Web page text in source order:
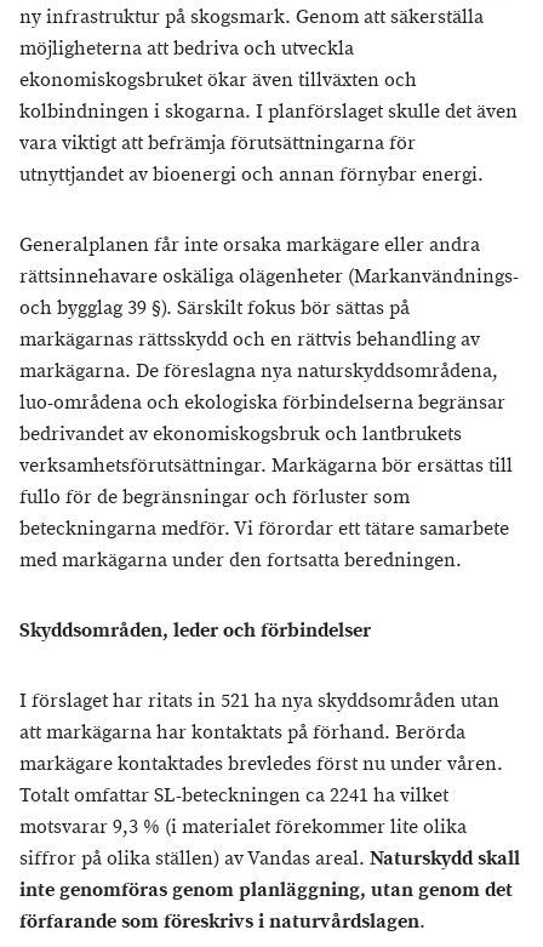
ny infrastruktur på skogsmark. Genom att säkerställa
möjligheterna att bedriva och utveckla
ekonomiskogsbruket ökar även tillväxten och
kolbindningen i skogarna. I planförslaget skulle det även
vara viktigt att befrämja förutsättningarna för
utnyttjandet av bioenergi och annan förnybar energi.
Generalplanen får inte orsaka markägare eller andra
rättsinnehavare oskäliga olägenheter (Markanvändnings-
och bygglag 39 §). Särskilt fokus bör sättas på
markägarnas rättsskydd och en rättvis behandling av
markägarna. De föreslagna nya naturskyddsområdena,
luo-områdena och ekologiska förbindelserna begränsar
bedrivandet av ekonomiskogsbruk och lantbrukets
verksamhetsförutsättningar. Markägarna bör ersättas till
fullo för de begränsningar och förluster som
beteckningarna medför. Vi förordar ett tätare samarbete
med markägarna under den fortsatta beredningen.
Skyddsområden, leder och förbindelser
I förslaget har ritats in 521 ha nya skyddsområden utan
att markägarna har kontaktats på förhand. Berörda
markägare kontaktades brevledes först nu under våren.
Totalt omfattar SL-beteckningen ca 2241 ha vilket
motsvarar 9,3 % (i materialet förekommer lite olika
siffror på olika ställen) av Vandas areal. Naturskydd skall
inte genomföras genom planläggning, utan genom det
förfarande som föreskrivs i naturvårdslagen.